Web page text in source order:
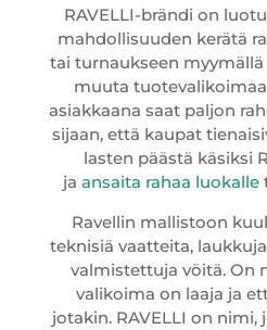
RAVELLI-brändi on
mahdollisuuden kerätä
tai turnaukseen
muuta
asiakkaana saat paljon
sijaan, että kaupat
lasten päästä käsiksi
ja ansaita rahaa luokalle
Ravellin mallistoon
teknisiä vaatteita,
valmistettuja vöitä. On
valikoima on laaja ja
jotakin. RAVELLI on nimi,